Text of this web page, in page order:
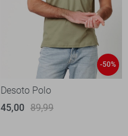
-50%
Desoto Polo
45,00 89,99